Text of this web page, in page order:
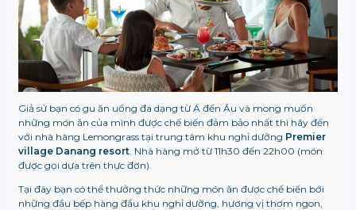
Giả sử bạn có gu ăn uống đa dạng từ Á đến Âu và mong muốn
những món ăn của mình được chế biến đảm bảo nhất thì hãy đến
với nhà hàng Lemongrass tại trung tâm khu nghỉ dưỡng Premier
village Danang resort. Nhà hàng mở từ 11h30 đến 22h00 (món
được gọi dựa trên thực đơn).
Tại đây bạn có thể thưởng thức những món ăn được chế biến bới
những đầu bếp hàng đầu khu nghỉ dưỡng, hương vị thơm ngon,